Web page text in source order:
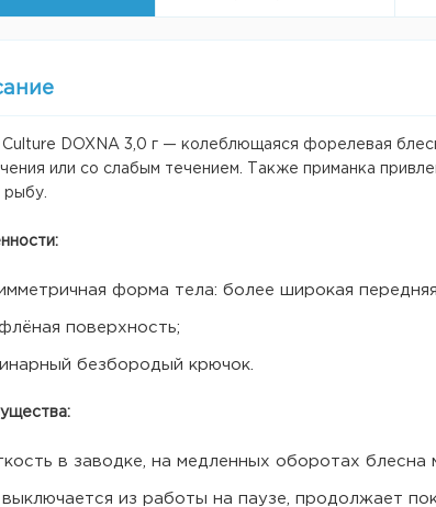
DOXNA 3,0 г — колеблющаяся форелевая
или со слабым течением. Также приманка
форма тела: более широкая
поверхность;
безбородый крючок.
в заводке, на медленных оборотах блесна
выключается из работы на паузе, продолжает